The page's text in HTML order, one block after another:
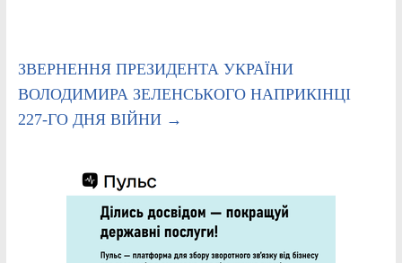
ЗВЕРНЕННЯ ПРЕЗИДЕНТА УКРАЇНИ
ВОЛОДИМИРА ЗЕЛЕНСЬКОГО НАПРИКІНЦІ
227-ГО ДНЯ ВІЙНИ →